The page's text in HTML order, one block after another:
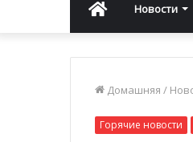
ГлавнаяНовости
Домашняя /
Горячие новости